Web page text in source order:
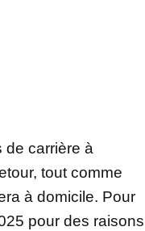
de carrière à
tout comme
à domicile. Pour
pour des raisons